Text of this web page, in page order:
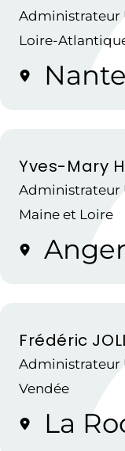
Administrateur
Loire-
Yves-Mary
Administrateur
Maine et Loire
Frédéric
Administrateur
Vendée
La